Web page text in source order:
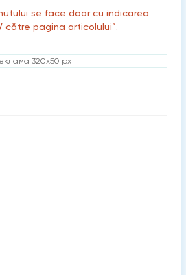
se face doar cu indicarea
către pagina articolului”.
320x50 px